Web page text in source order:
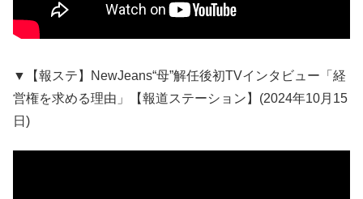
▼【報ステ】NewJeans“母”解任後初TVインタビュー「経
営権を求める理由」【報道ステーション】(2024年10月15
日)